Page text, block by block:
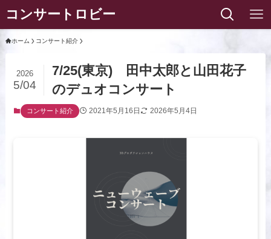
コンサートロビー
ホーム コンサート紹介
7/25(東京) 田中太郎と山田花子
のデュオコンサート
2026
5/04
コンサート紹介 2021年5月16日 2026年5月4日